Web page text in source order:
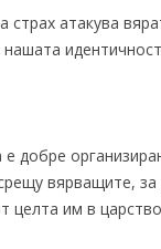
страх атакува
е добре
вярващите, за
целта им в